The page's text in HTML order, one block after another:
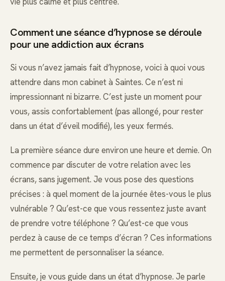
Comment une séance d’hypnose se déroule
pour une addiction aux écrans
Si vous n’avez jamais fait d’hypnose, voici à quoi vous
attendre dans mon cabinet à Saintes. Ce n’est ni
impressionnant ni bizarre. C’est juste un moment pour
vous, assis confortablement (pas allongé, pour rester
dans un état d’éveil modifié), les yeux fermés.
La première séance dure environ une heure et demie. On
commence par discuter de votre relation avec les
écrans, sans jugement. Je vous pose des questions
précises : à quel moment de la journée êtes-vous le plus
vulnérable ? Qu’est-ce que vous ressentez juste avant
de prendre votre téléphone ? Qu’est-ce que vous
perdez à cause de ce temps d’écran ? Ces informations
me permettent de personnaliser la séance.
Ensuite, je vous guide dans un état d’hypnose. Je parle